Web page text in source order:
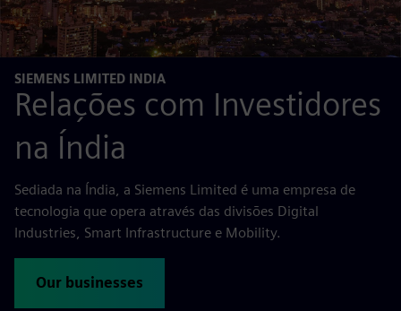
SIEMENS LIMITED INDIA
Relações com Investidores
na Índia
Sediada na Índia, a Siemens Limited é uma empresa de
tecnologia que opera através das divisões Digital
Industries, Smart Infrastructure e Mobility.
Our businesses